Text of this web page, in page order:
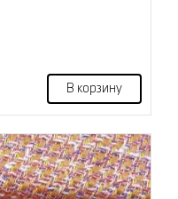
В корзину